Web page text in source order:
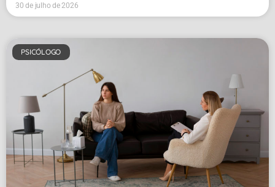
30 de julho de 2026
PSICÓLOGO